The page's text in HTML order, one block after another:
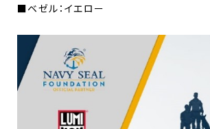
■ベゼル：イエロー